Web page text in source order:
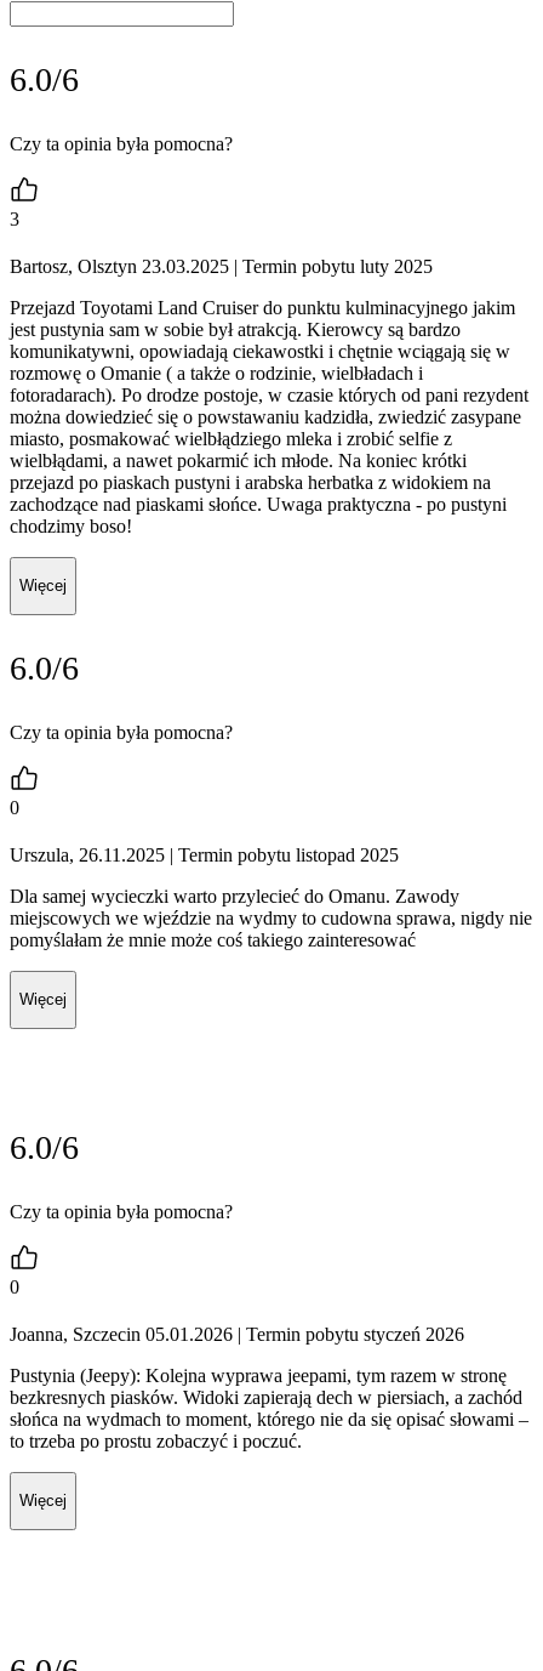
6.0/6
Czy ta opinia była pomocna?
3
Bartosz, Olsztyn 23.03.2025 | Termin pobytu luty 2025
Przejazd Toyotami Land Cruiser do punktu kulminacyjnego jakim
jest pustynia sam w sobie był atrakcją. Kierowcy są bardzo
komunikatywni, opowiadają ciekawostki i chętnie wciągają się w
rozmowę o Omanie ( a także o rodzinie, wielbładach i
fotoradarach). Po drodze postoje, w czasie których od pani rezydent
można dowiedzieć się o powstawaniu kadzidła, zwiedzić zasypane
miasto, posmakować wielbłądziego mleka i zrobić selfie z
wielbłądami, a nawet pokarmić ich młode. Na koniec krótki
przejazd po piaskach pustyni i arabska herbatka z widokiem na
zachodzące nad piaskami słońce. Uwaga praktyczna - po pustyni
chodzimy boso!
Więcej
6.0/6
Czy ta opinia była pomocna?
0
Urszula, 26.11.2025 | Termin pobytu listopad 2025
Dla samej wycieczki warto przylecieć do Omanu. Zawody
miejscowych we wjeździe na wydmy to cudowna sprawa, nigdy nie
pomyślałam że mnie może coś takiego zainteresować
Więcej
6.0/6
Czy ta opinia była pomocna?
0
Joanna, Szczecin 05.01.2026 | Termin pobytu styczeń 2026
Pustynia (Jeepy): Kolejna wyprawa jeepami, tym razem w stronę
bezkresnych piasków. Widoki zapierają dech w piersiach, a zachód
słońca na wydmach to moment, którego nie da się opisać słowami –
to trzeba po prostu zobaczyć i poczuć.
Więcej